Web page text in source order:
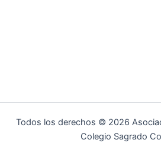
Todos los derechos © 2026
Colegio Sagrado